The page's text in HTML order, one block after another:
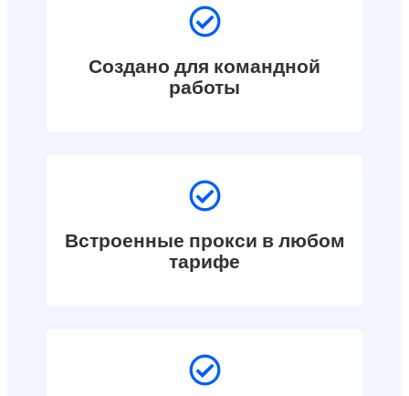
Создано для командной
работы
Встроенные прокси в любом
тарифе